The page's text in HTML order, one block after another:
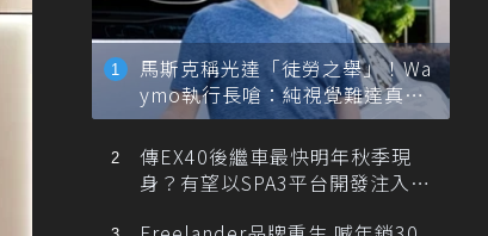
馬斯克稱光達「徒勞之舉」！Wa
ymo執行長嗆：純視覺難達真正
自動駕駛
傳EX40後繼車最快明年秋季現
身？有望以SPA3平台開發注入80